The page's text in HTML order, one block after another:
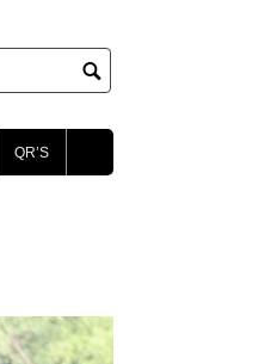
QR’S